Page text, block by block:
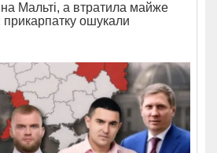
на Мальті, а втратила майже
прикарпатку ошукали